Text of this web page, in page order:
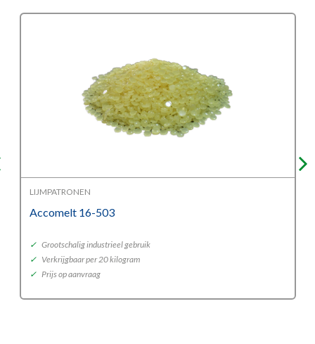
LIJMPATRONEN
Accomelt 16-503
✓ Grootschalig industrieel gebruik
✓ Verkrijgbaar per 20 kilogram
✓ Prijs op aanvraag